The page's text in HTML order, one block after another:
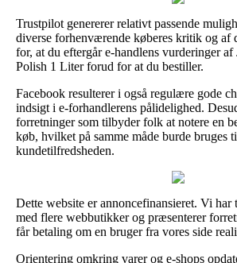
Trustpilot genererer relativt passende
diverse forhenværende køberes kritik og af
for, at du eftergår e-handlens vurderinger
Polish 1 Liter forud for at du bestiller.
Facebook resulterer i også regulære gode
indsigt i e-forhandlerens pålidelighed.
forretninger som tilbyder folk at notere en
køb, hvilket på samme måde burde bruges
kundetilfredsheden.
Dette website er annoncefinansieret. Vi har
med flere webbutikker og præsenterer
får betaling om en bruger fra vores side
Orientering omkring varer og e-shops